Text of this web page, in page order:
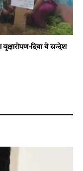
दिया ये सन्देश